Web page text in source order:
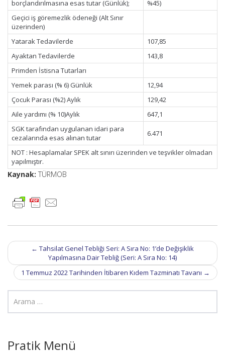
borçlandırılmasına esas tutar (Günlük);
%45)
Geçici iş göremezlik ödeneği (Alt Sınır
üzerinden)
Yatarak Tedavilerde
107,85
Ayaktan Tedavilerde
143,8
Primden İstisna Tutarları
Yemek parası (% 6) Günlük
12,94
Çocuk Parası (%2) Aylık
129,42
Aile yardımı (% 10)Aylık
647,1
SGK tarafından uygulanan idari para
cezalarında esas alınan tutar
6.471
NOT : Hesaplamalar SPEK alt sınırı üzerinden ve teşvikler olmadan
yapılmıştır.
Kaynak: TÜRMOB
Post
navigation
← Tahsilat Genel Tebliği Seri: A Sıra No: 1’de Değişiklik
Yapılmasına Dair Tebliğ (Seri: A Sıra No: 14)
1 Temmuz 2022 Tarihinden İtibaren Kıdem Tazminatı Tavanı →
Pratik Menü